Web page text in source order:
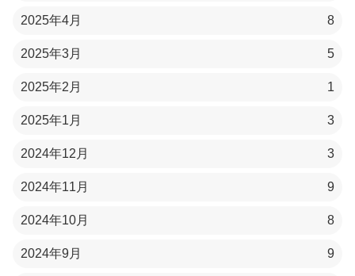
2025年4月 8
2025年3月 5
2025年2月 1
2025年1月 3
2024年12月 3
2024年11月 9
2024年10月 8
2024年9月 9